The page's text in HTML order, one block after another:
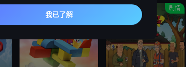
剧情